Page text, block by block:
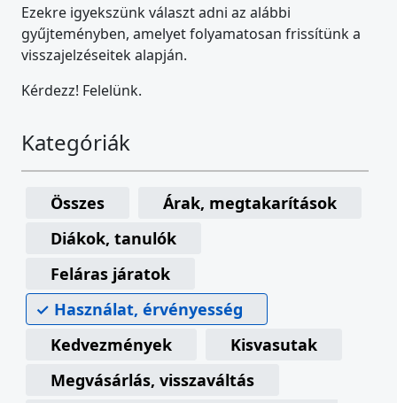
Ezekre igyekszünk választ adni az alábbi
gyűjteményben, amelyet folyamatosan frissítünk a
visszajelzéseitek alapján.
Kérdezz! Felelünk.
Kategóriák
Összes
Árak, megtakarítások
Diákok, tanulók
Feláras járatok
Használat, érvényesség
Kedvezmények
Kisvasutak
Megvásárlás, visszaváltás